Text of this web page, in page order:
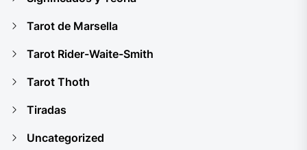
Tarot de Marsella
Tarot Rider-Waite-Smith
Tarot Thoth
Tiradas
Uncategorized